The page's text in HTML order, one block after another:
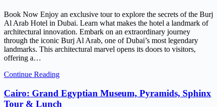
Book Now Enjoy an exclusive tour to explore the secrets of the Burj
Al Arab Hotel in Dubai. Learn what makes the hotel a landmark of
architectural innovation. Embark on an extraordinary journey
through the iconic Burj Al Arab, one of Dubai’s most legendary
landmarks. This architectural marvel opens its doors to visitors,
offering a…
Continue Reading
Cairo: Grand Egyptian Museum, Pyramids, Sphinx
Tour & Lunch